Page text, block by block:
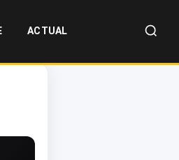
ACTUAL